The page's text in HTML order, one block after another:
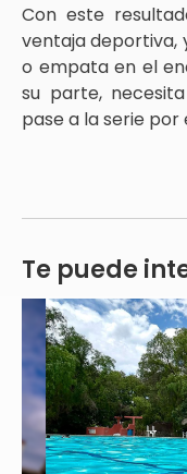
Con este
ventaja deportiva,
o empata en el
su parte,
pase a la serie por
Te puede